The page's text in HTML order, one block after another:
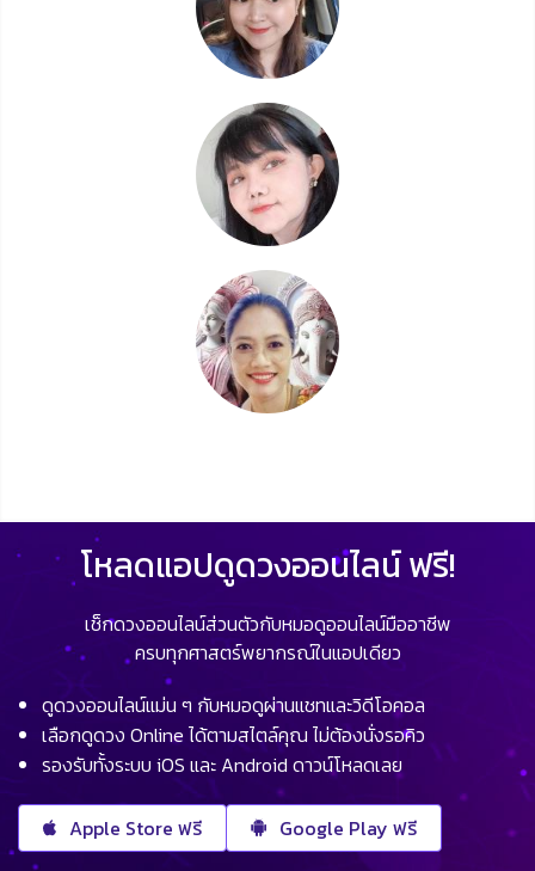
โหลดแอปดูดวงออนไลน์ ฟรี!
เช็กดวงออนไลน์ส่วนตัวกับหมอดูออนไลน์มืออาชีพ
ครบทุกศาสตร์พยากรณ์ในแอปเดียว
ดูดวงออนไลน์แม่น ๆ กับหมอดูผ่านแชทและวิดีโอคอล
เลือกดูดวง Online ได้ตามสไตล์คุณ ไม่ต้องนั่งรอคิว
รองรับทั้งระบบ iOS และ Android ดาวน์โหลดเลย
Apple Store ฟรี Google Play ฟรี